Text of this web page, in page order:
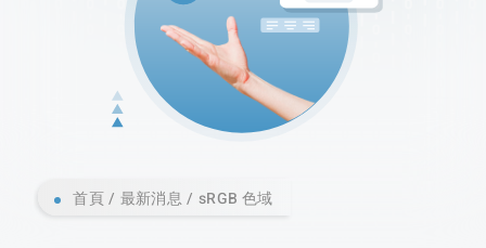
首頁 最新消息 sRGB 色域